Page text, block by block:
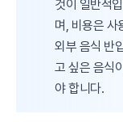
것이 일반적
며, 비용은 사
외부 음식 반
고 싶은 음식
야 합니다.